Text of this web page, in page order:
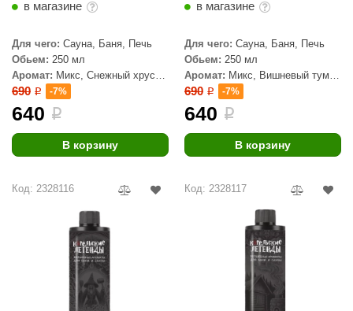
в магазине
Для чего: Сауна, Баня, Печь
Обьем: 250 мл
Аромат: Микс, Снежный хруст
Ладоги
690 i -7%
640 i
В корзину
в магазине
Для чего: Сауна, Баня, Печь
Обьем: 250 мл
Аромат: Микс, Вишневый туман
Онеги
690 i -7%
640 i
В корзину
Код: 2328116 Код: 2328117